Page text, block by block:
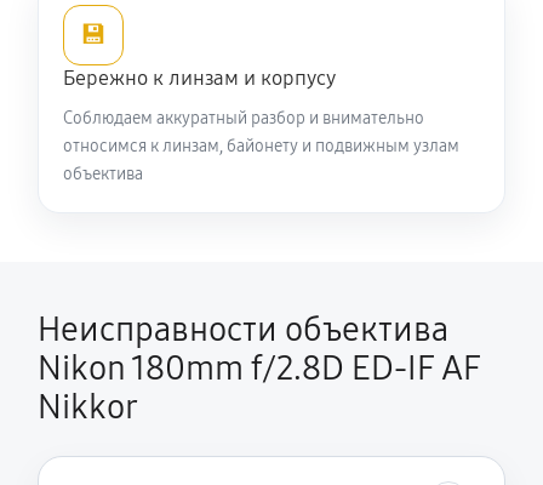
💾
Бережно к линзам и корпусу
Соблюдаем аккуратный разбор и внимательно
относимся к линзам, байонету и подвижным узлам
объектива
Неисправности объектива
Nikon 180mm f/2.8D ED-IF AF
Nikkor